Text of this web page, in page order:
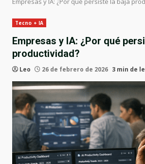
Tecno + IA
Empresas y IA: ¿Por qué
productividad?
Leo 26 de febrero de 2026 3 min de